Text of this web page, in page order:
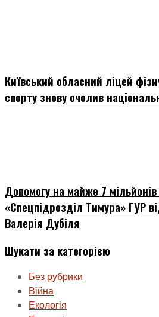
Київський обласний ліцей
спорту знову очолив
Допомогу на майже 7
«Спецпідрозділ Тимура» ГУР
Валерія Дубіля
Шукати за категорією
Без рубрики
Війна
Екологія